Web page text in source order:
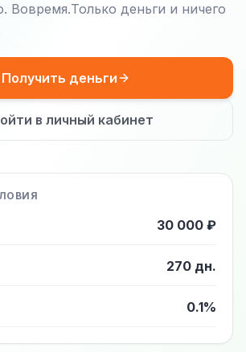
Вовремя.Только деньги и ничего
Получить деньги
в личный кабинет
30 000 ₽
270 дн.
0.1%